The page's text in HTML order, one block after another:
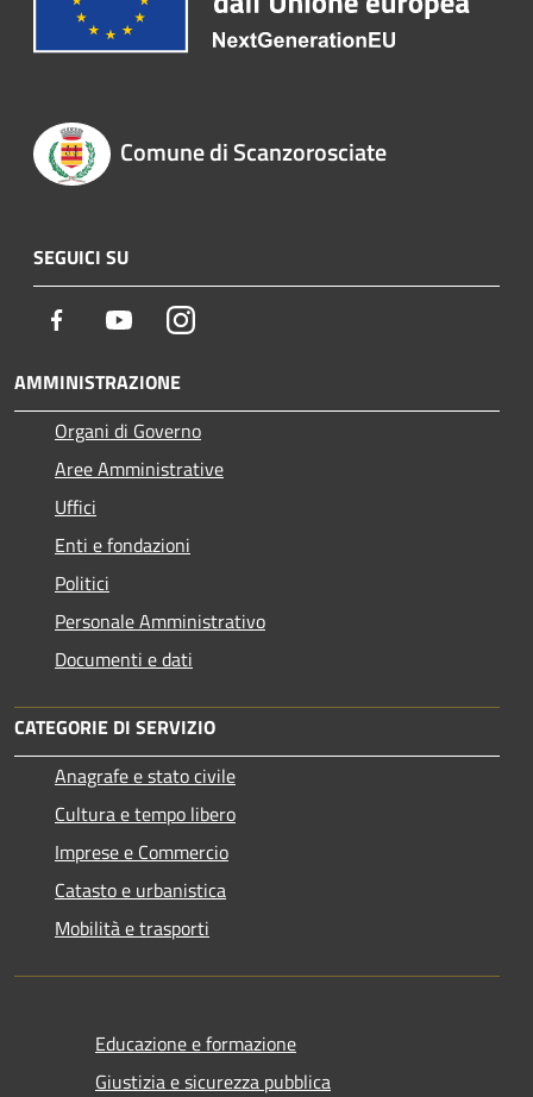
Comune di Scanzorosciate
SEGUICI SU
Facebook YoutubeInstagram
AMMINISTRAZIONE
Organi di Governo
Aree Amministrative
Uffici
Enti e fondazioni
Politici
Personale Amministrativo
Documenti e dati
CATEGORIE DI SERVIZIO
Anagrafe e stato civile
Cultura e tempo libero
Imprese e Commercio
Catasto e urbanistica
Mobilità e trasporti
Educazione e formazione
Giustizia e sicurezza pubblica